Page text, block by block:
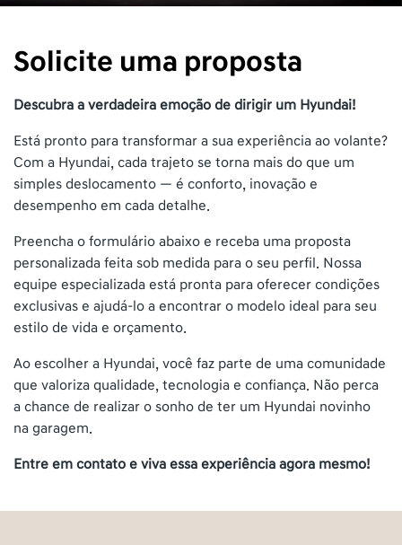
Solicite uma proposta
Descubra a verdadeira emoção de dirigir um Hyundai!
Está pronto para transformar a sua experiência ao volante?
Com a Hyundai, cada trajeto se torna mais do que um
simples deslocamento — é conforto, inovação e
desempenho em cada detalhe.
Preencha o formulário abaixo e receba uma proposta
personalizada feita sob medida para o seu perfil. Nossa
equipe especializada está pronta para oferecer condições
exclusivas e ajudá-lo a encontrar o modelo ideal para seu
estilo de vida e orçamento.
Ao escolher a Hyundai, você faz parte de uma comunidade
que valoriza qualidade, tecnologia e confiança. Não perca
a chance de realizar o sonho de ter um Hyundai novinho
na garagem.
Entre em contato e viva essa experiência agora mesmo!